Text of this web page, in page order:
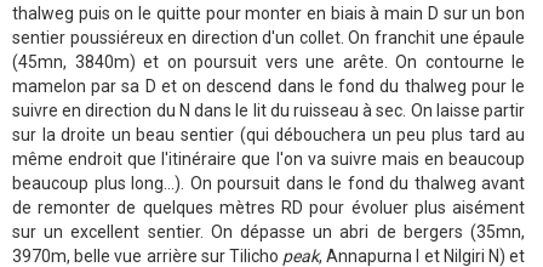
thalweg puis on le quitte pour monter en biais à main D sur un bon
sentier poussiéreux en direction d'un collet. On franchit une épaule
(45mn, 3840m) et on poursuit vers une arête. On contourne le
mamelon par sa D et on descend dans le fond du thalweg pour le
suivre en direction du N dans le lit du ruisseau à sec. On laisse partir
sur la droite un beau sentier (qui débouchera un peu plus tard au
même endroit que l'itinéraire que l'on va suivre mais en beaucoup
beaucoup plus long...). On poursuit dans le fond du thalweg avant
de remonter de quelques mètres RD pour évoluer plus aisément
sur un excellent sentier. On dépasse un abri de bergers (35mn,
3970m, belle vue arrière sur Tilicho peak, Annapurna I et Nilgiri N) et